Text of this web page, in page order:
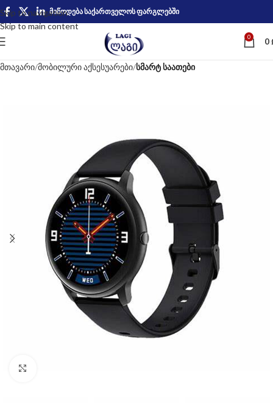
Skip to navigation
Skip to main content
მიწოდება საქართველოს ფარგლებში
0 0
მთავარი მობილური აქსესუარები სმარტ საათები